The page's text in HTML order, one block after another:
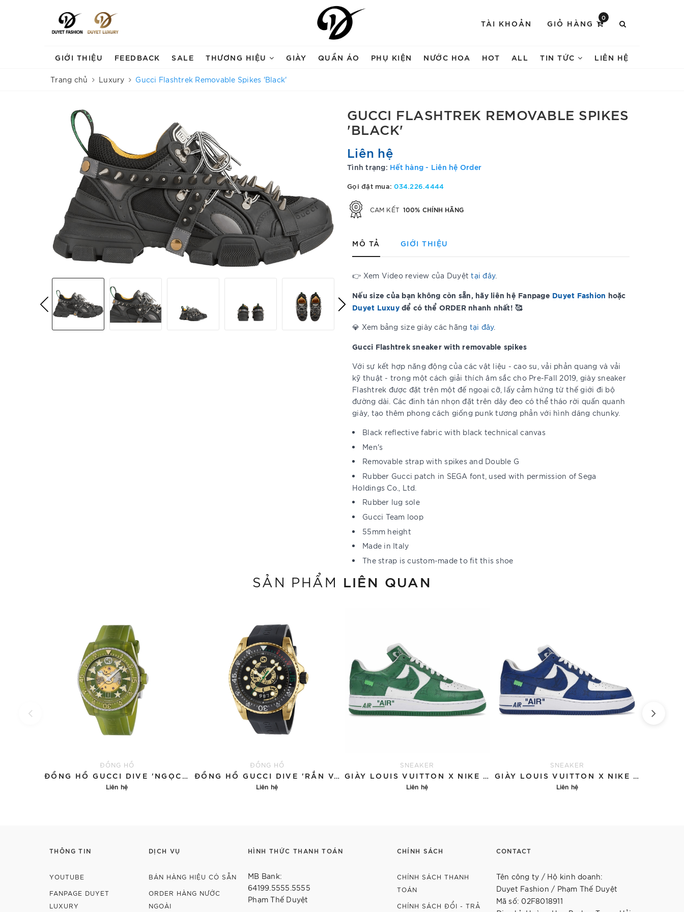
TÀI KHOẢN GIỎ HÀNG
0
GIỚI THIỆU FEEDBACK SALE THƯƠNG HIỆU GIÀY QUẦN ÁO PHỤ KIỆN NƯỚC HOA HOT ALL TIN TỨC LIÊN HỆ
Trang chủ Luxury Gucci Flashtrek Removable Spikes 'Black'
GUCCI FLASHTREK REMOVABLE SPIKES
'BLACK'
Liên hệ
Tình trạng: Hết hàng - Liên hệ Order
Gọi đặt mua:034.226.4444
CAM KẾT 100% CHÍNH HÃNG
MÔ TẢ GIỚI THIỆU
👉 Xem Video review của Duyệttại đây.
Nếu size của bạn không còn sẵn, hãy liên hệ Fanpage Duyet Fashion hoặc
Duyet Luxuyđể có thể ORDER nhanh nhất! 🥰
💎 Xem bảng size giày các hãng tại đây.
Gucci Flashtrek sneaker with removable spikes
Với sự kết hợp năng động của các vật liệu - cao su, vải phản quang và vải
kỹ thuật - trong một cách giải thích âm sắc cho Pre-Fall 2019, giày sneaker
Flashtrek được đặt trên một đế ngoại cỡ, lấy cảm hứng từ thế giới đi bộ
đường dài. Các đinh tán nhọn đặt trên dây đeo có thể tháo rời quấn quanh
giày, tạo thêm phong cách giống punk tương phản với hình dáng chunky.
Black reflective fabric with black technical canvas
Men's
Removable strap with spikes and Double G
Rubber Gucci patch in SEGA font, used with permission of Sega
Holdings Co., Ltd.
Rubber lug sole
Gucci Team loop
55mm height
Made in Italy
The strap is custom-made to fit this shoe
SẢN PHẨM LIÊN QUAN
ĐỒNG HỒ
ĐỒNG HỒ GUCCI DIVE 'NGỌC BÍCH'
Liên hệ
ĐỒNG HỒ
ĐỒNG HỒ GUCCI DIVE 'RẮN VÀNG'
Liên hệ
SNEAKER
GIÀY LOUIS VUITTON X NIKE AIR FORCE 1 'GREEN'
Liên hệ
SNEAKER
GIÀY LOUIS VUITTON X NIKE AIR FORCE 1 'BLUE'
Liên hệ
THÔNG TIN
YOUTUBE
FANPAGE DUYET
LUXURY
DỊCH VỤ
BÁN HÀNG HIỆU CÓ SẴN
ORDER HÀNG NƯỚC
NGOÀI
HÌNH THỨC THANH TOÁN
MB Bank:
64199.5555.5555
Phạm Thế Duyệt
CHÍNH SÁCH
CHÍNH SÁCH THANH
TOÁN
CHÍNH SÁCH ĐỔI - TRẢ
CONTACT
Tên công ty / Hộ kinh doanh:
Duyet Fashion / Phạm Thế Duyệt
Mã số: 02F8018911